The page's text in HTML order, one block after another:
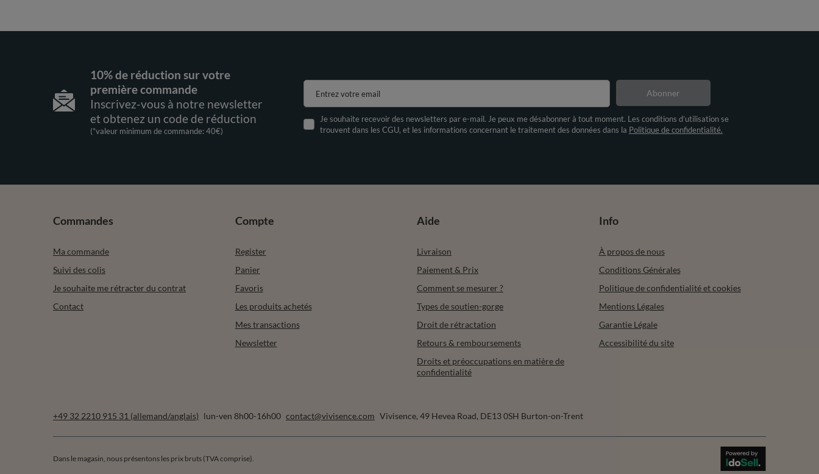
10% de réduction sur votre
première commande
Inscrivez-vous à notre newsletter
et obtenez un code de réduction
(*valeur minimum de commande: 40€)
Entrez votre email
Je souhaite recevoir des newsletters par e-mail. Je peux me désabonner à tout moment. Les conditions d’utilisation se
trouvent dans les CGU, et les informations concernant le traitement des données dans la Politique de confidentialité.
Abonner
Commandes
Ma commande
Suivi des colis
Je souhaite me rétracter du contrat
Contact
Compte
Register
Panier
Favoris
Les produits achetés
Mes transactions
Newsletter
Aide
Livraison
Paiement & Prix
Comment se mesurer ?
Types de soutien-gorge
Droit de rétractation
Retours & remboursements
Droits et préoccupations en matière de
confidentialité
Info
À propos de nous
Conditions Générales
Politique de confidentialité et cookies
Mentions Légales
Garantie Légale
Accessibilité du site
+49 32 2210 915 31 (allemand/anglais) lun-ven 8h00-16h00 contact@vivisence.com Vivisence, 49 Hevea Road, DE13 0SH Burton-on-Trent
Dans le magasin, nous présentons les prix bruts (TVA comprise).